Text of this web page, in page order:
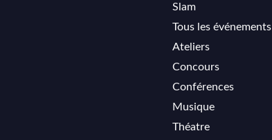
Slam
Tous les événements
Ateliers
Concours
Conférences
Musique
Théatre